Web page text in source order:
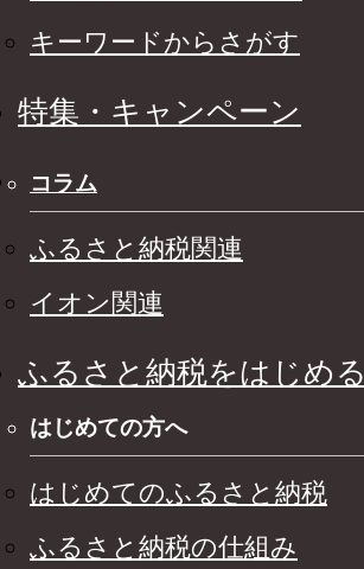
キーワードからさがす
特集・キャンペーン
コラム
ふるさと納税関連
イオン関連
ふるさと納税をはじめる
はじめての方へ
はじめてのふるさと納税
ふるさと納税の仕組み